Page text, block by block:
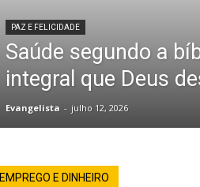
PAZ E FELICIDADE
Saúde segundo a
integral que Deus
Evangelista - julho 12, 2026
EMPREGO E DINHEIRO